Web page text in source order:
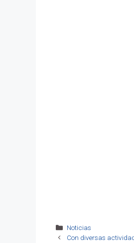
Categorías
Noticias
Con diversas